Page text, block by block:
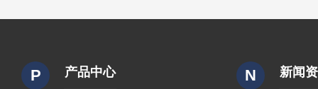
P 产品中心 N 新闻